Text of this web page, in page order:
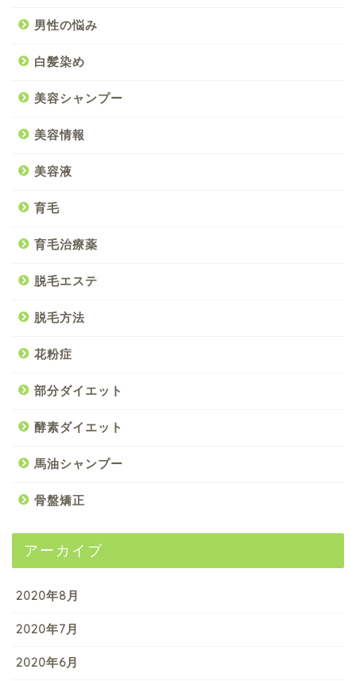
男性の悩み
白髪染め
美容シャンプー
美容情報
美容液
育毛
育毛治療薬
脱毛エステ
脱毛方法
花粉症
部分ダイエット
酵素ダイエット
馬油シャンプー
骨盤矯正
アーカイブ
2020年8月
2020年7月
2020年6月